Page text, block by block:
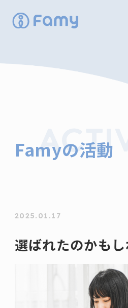
Famy
会社概要
Famyにコン
Famyの活動
2025.01.17
選ばれたのかも